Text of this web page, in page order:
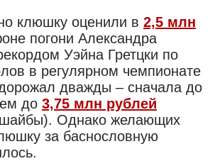
клюшку оценили в 2,5 млн
погони Александра
Уэйна Гретцки по
в регулярном чемпионате
дважды – сначала до
до 3,75 млн рублей
Однако желающих
за баснословную